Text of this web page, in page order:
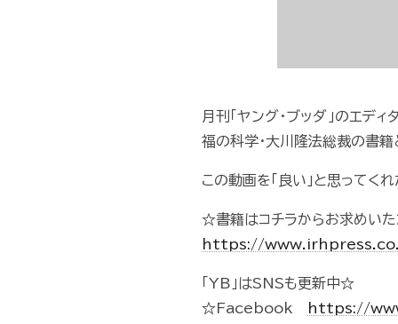
月刊「ヤング・ブッダ」のエデ
福の科学・大川隆法総裁の書籍
この動画を「良い」と思って
☆書籍はコチラからお求めい
https://
「YB」はSNSも更新中☆
☆Facebook
https://